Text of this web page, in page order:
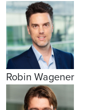
Robin Wagener